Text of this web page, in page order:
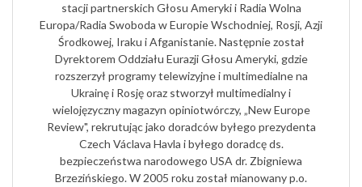
stacji partnerskich Głosu Ameryki i Radia Wolna
Europa/Radia Swoboda w Europie Wschodniej, Rosji, Azji
Środkowej, Iraku i Afganistanie. Następnie został
Dyrektorem Oddziału Eurazji Głosu Ameryki, gdzie
rozszerzył programy telewizyjne i multimedialne na
Ukrainę i Rosję oraz stworzył multimedialny i
wielojęzyczny magazyn opiniotwórczy, „New Europe
Review", rekrutując jako doradców byłego prezydenta
Czech Václava Havla i byłego doradcę ds.
bezpieczeństwa narodowego USA dr. Zbigniewa
Brzezińskiego. W 2005 roku został mianowany p.o.